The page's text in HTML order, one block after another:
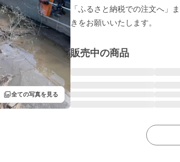
filter全ての写真を見る
「ふるさと納税での注文へ」
きをお願いいたします。
販売中の商品